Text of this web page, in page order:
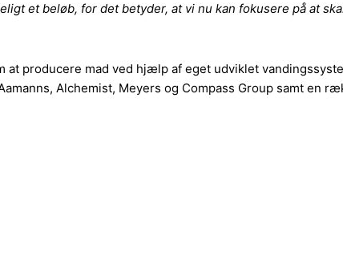
et beløb, for det betyder, at vi nu kan fokusere på at
at producere mad ved hjælp af eget udviklet
Alchemist, Meyers og Compass Group samt en